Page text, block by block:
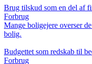
Brug tilskud som en del af
Forbrug
Mange boligejere overser
bolig.
Budgettet som redskab til
Forbrug